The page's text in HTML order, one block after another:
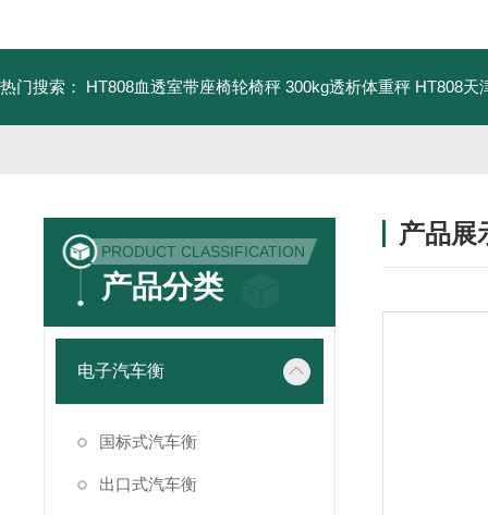
热门搜索： HT808血透室带座椅轮椅秤 300kg透析体重秤 HT808天
PRODUCT CLASSIFICATION
产品分类
电子汽车衡
国标式汽车衡
出口式汽车衡
产品展